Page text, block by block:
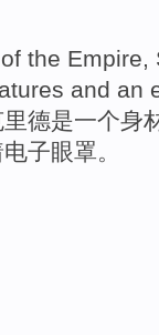
of the Empire,
and an
德是一个身
电子眼罩。